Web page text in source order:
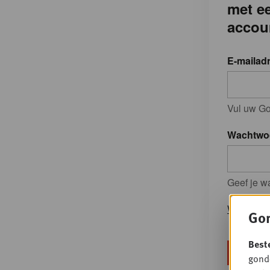
met
E-
Vul uw
Geef je